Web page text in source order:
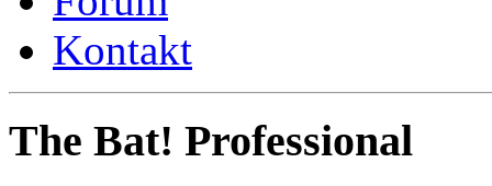
Kontakt
The Bat! Professional